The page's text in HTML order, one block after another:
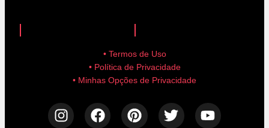
• Termos de Uso
• Política de Privacidade
• Minhas Opções de Privacidade